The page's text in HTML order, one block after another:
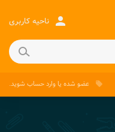
person ناحیه کاربری
local_offer عضو شده یاوارد حساب شوید.